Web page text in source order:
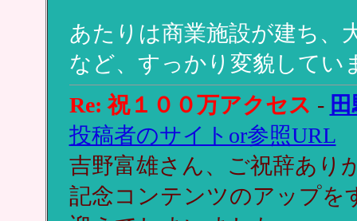
あたりは商業施設が建ち、
など、すっかり変貌してい
Re: 祝１００万アクセス -
投稿者のサイトor参照URL
吉野富雄さん、ご祝辞あり
記念コンテンツのアップを